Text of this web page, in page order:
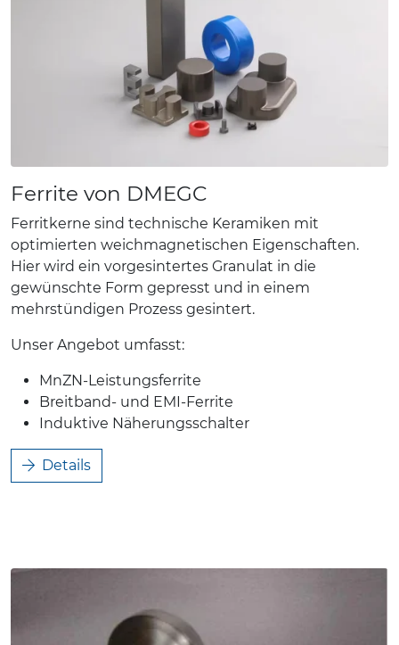
Ferrite von DMEGC
Ferritkerne sind technische Keramiken mit
optimierten weichmagnetischen Eigenschaften.
Hier wird ein vorgesintertes Granulat in die
gewünschte Form gepresst und in einem
mehrstündigen Prozess gesintert.
Unser Angebot umfasst:
MnZN-Leistungsferrite
Breitband- und EMI-Ferrite
Induktive Näherungsschalter
Details